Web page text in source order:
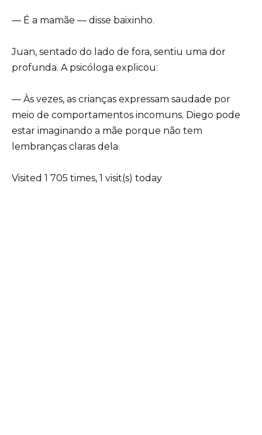
— É a mamãe — disse baixinho.
Juan, sentado do lado de fora, sentiu uma dor
profunda. A psicóloga explicou:
— Às vezes, as crianças expressam saudade por
meio de comportamentos incomuns. Diego pode
estar imaginando a mãe porque não tem
lembranças claras dela.
Visited 1 705 times, 1 visit(s) today